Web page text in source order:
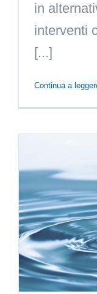
in
interventi
[...]
Continua a